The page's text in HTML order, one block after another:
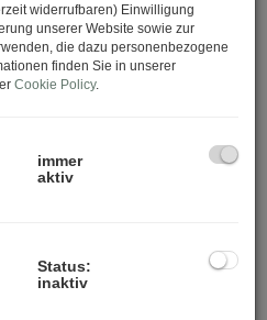
widerrufbaren) Einwilligung
unserer Website sowie zur
die dazu personenbezogene
finden Sie in unserer
Cookie Policy.
immer
aktiv
Status:
inaktiv